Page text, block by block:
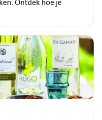
Ontdek hoe je